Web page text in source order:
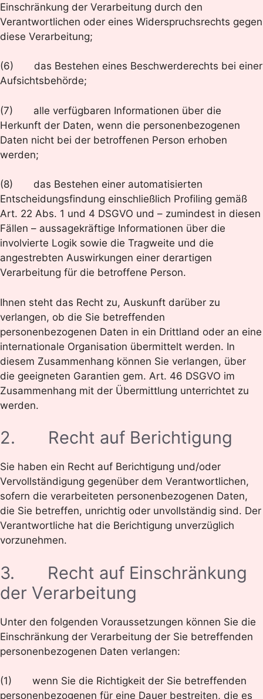
Einschränkung der Verarbeitung durch den
Verantwortlichen oder eines Widerspruchsrechts gegen
diese Verarbeitung;
(6) das Bestehen eines Beschwerderechts bei einer
Aufsichtsbehörde;
(7) alle verfügbaren Informationen über die
Herkunft der Daten, wenn die personenbezogenen
Daten nicht bei der betroffenen Person erhoben
werden;
(8) das Bestehen einer automatisierten
Entscheidungsfindung einschließlich Profiling gemäß
Art. 22 Abs. 1 und 4 DSGVO und – zumindest in diesen
Fällen – aussagekräftige Informationen über die
involvierte Logik sowie die Tragweite und die
angestrebten Auswirkungen einer derartigen
Verarbeitung für die betroffene Person.
Ihnen steht das Recht zu, Auskunft darüber zu
verlangen, ob die Sie betreffenden
personenbezogenen Daten in ein Drittland oder an eine
internationale Organisation übermittelt werden. In
diesem Zusammenhang können Sie verlangen, über
die geeigneten Garantien gem. Art. 46 DSGVO im
Zusammenhang mit der Übermittlung unterrichtet zu
werden.
2. Recht auf Berichtigung
Sie haben ein Recht auf Berichtigung und/oder
Vervollständigung gegenüber dem Verantwortlichen,
sofern die verarbeiteten personenbezogenen Daten,
die Sie betreffen, unrichtig oder unvollständig sind. Der
Verantwortliche hat die Berichtigung unverzüglich
vorzunehmen.
3. Recht auf Einschränkung
der Verarbeitung
Unter den folgenden Voraussetzungen können Sie die
Einschränkung der Verarbeitung der Sie betreffenden
personenbezogenen Daten verlangen:
(1) wenn Sie die Richtigkeit der Sie betreffenden
personenbezogenen für eine Dauer bestreiten, die es